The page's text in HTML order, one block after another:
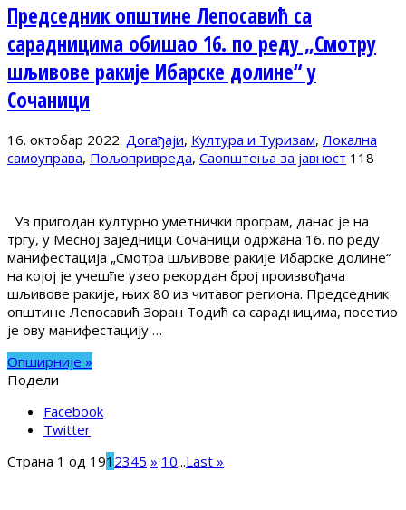
Председник општине Лепосавић са
сарадницима обишао 16. по реду „Смотру
шљивове ракије Ибарске долине“ у
Сочаници
16. октобар 2022. Догађаји, Култура и Туризам, Локална
самоуправа, Пољопривреда, Саопштења за јавност 118
Уз пригодан културно уметнички програм, данас је на
тргу, у Месној заједници Сочаници одржана 16. по реду
манифестација „Смотра шљивове ракије Ибарске долине“
на којој је учешће узео рекордан број произвођача
шљивове ракије, њих 80 из читавог региона. Председник
општине Лепосавић Зоран Тодић са сарадницима, посетио
је ову манифестацију …
Опширније »
Подели
Facebook
Twitter
Страна 1 од 191 2345 » 10...Last »